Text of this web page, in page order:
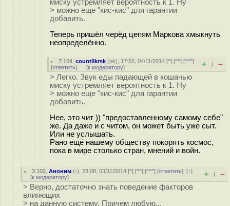
миску устремляет вероятность к 1. Ну
> можно еще "кис-кис" для гарантии
добавить.
Теперь пришёл черёд цепям Маркова хмыкнуть
неопределённо.
7.104 ,count0krsk (ok), 17:55, 04/11/2014 [^] [^^] [^^^]
[ответить] [к модератору] + / –
> Легко. Звук еды падающей в кошачью
миску устремляет вероятность к 1. Ну
> можно еще "кис-кис" для гарантии
добавить.
Нее, это чит )) "предоставленному самому себе"
же. Да даже и с читом, он может быть уже сыт.
Или не услышать.
Рано ещё нашему обществу покорять космос,
пока в мире столько стран, мнений и войн.
3.102 ,Аноним (-), 23:08, 03/11/2014 [^] [^^] [^^^] [ответить][↑]
[к модератору] + / –
> Верно, достаточно знать поведение факторов
влияющих
> на данную систему. Причем любую...